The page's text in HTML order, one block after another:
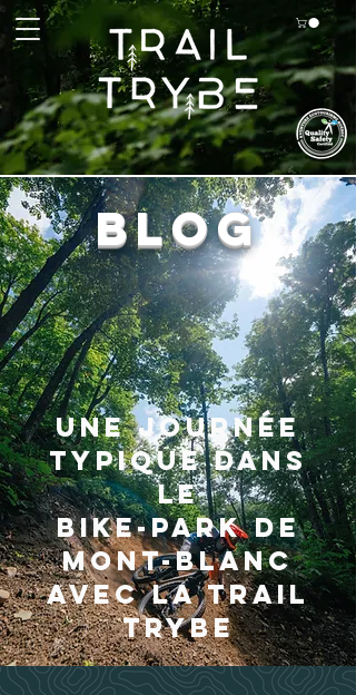
BLOG
Une journée
typique dans
le
bike-park de
Mont-Blanc
avec la Trail
Trybe